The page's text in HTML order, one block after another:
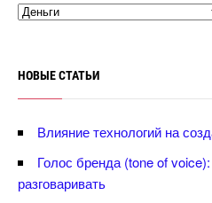
НОВЫЕ СТАТЬИ
лияние технологий на
Голос бренда (tone of
разговаривать